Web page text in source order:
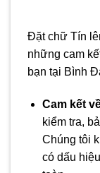
Đặt chữ Tín
những cam
bạn tại Bình
Cam kết
kiểm tra,
Chúng tôi
có dấu